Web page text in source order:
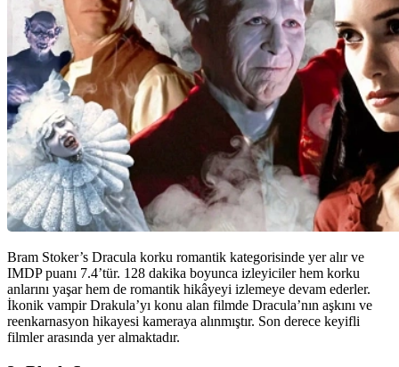
Bram Stoker’s Dracula korku romantik kategorisinde yer alır ve
IMDP puanı 7.4’tür. 128 dakika boyunca izleyiciler hem korku
anlarını yaşar hem de romantik hikâyeyi izlemeye devam ederler.
İkonik vampir Drakula’yı konu alan filmde Dracula’nın aşkını ve
reenkarnasyon hikayesi kameraya alınmıştır. Son derece keyifli
filmler arasında yer almaktadır.